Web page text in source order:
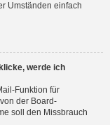
Umständen einfach
werde ich
Funktion für
der Board-
soll den Missbrauch